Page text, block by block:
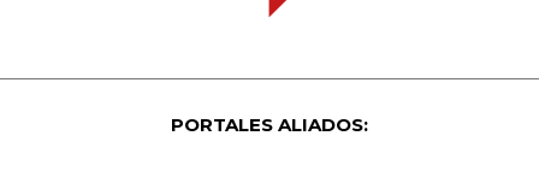
PORTALES ALIADOS: